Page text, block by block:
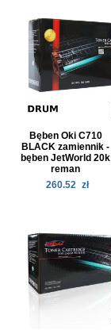
Bęben Oki C710
BLACK zamiennik -
bęben JetWorld 20k
reman
260.52 zł